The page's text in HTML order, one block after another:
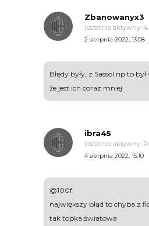
Zbanowanyx3
(ostatnio aktywny:
2 sierpnia 2022, 13:08
Błędy były, z Sassol np to
że jest ich coraz mniej
ibra45
(ostatnio aktywny:
4 sierpnia 2022, 15:10
@100f
największy błąd to chyba z
tak topka światowa